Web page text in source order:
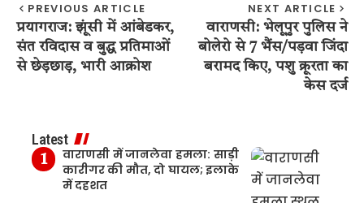
PREVIOUS ARTICLE
प्रयागराज: झूंसी में आंबेडकर,
संत रविदास व बुद्ध प्रतिमाओं
से छेड़छाड़, भारी आक्रोश
NEXT ARTICLE
वाराणसी: भेलूपुर पुलिस ने
बोलेरो से 7 भैंस/पड़वा जिंदा
बरामद किए, पशु क्रूरता का
केस दर्ज
Latest
वाराणसी में जानलेवा हमला: साड़ी
कारीगर की मौत, दो घायल; इलाके
में दहशत